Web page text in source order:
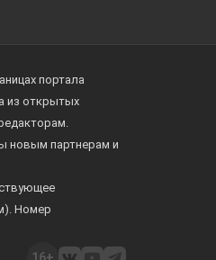
портала
из открытых
новым партнерам и
Номер